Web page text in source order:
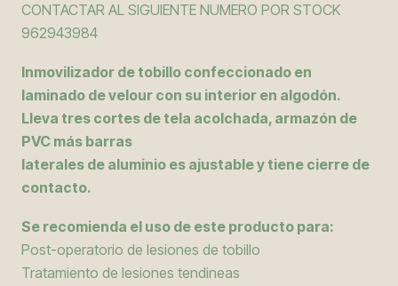
CONTACTAR AL SIGUIENTE NUMERO POR STOCK
962943984
Inmovilizador de tobillo confeccionado en
laminado de velour con su interior en algodón.
Lleva tres cortes de tela acolchada, armazón de
PVC más barras
laterales de aluminio es ajustable y tiene cierre de
contacto.
Se recomienda el uso de este producto para:
Post-operatorio de lesiones de tobillo
Tratamiento de lesiones tendineas